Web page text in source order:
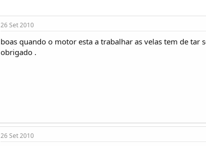
26 Set 2010
boas quando o motor esta a trabalhar as velas tem de
obrigado .
26 Set 2010